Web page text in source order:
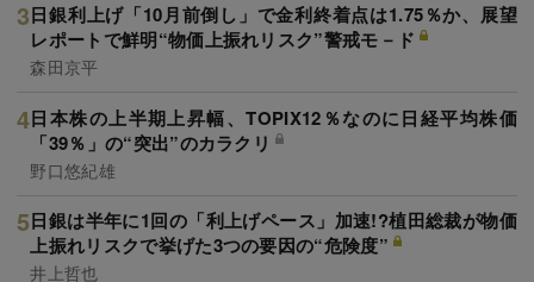
日銀利上げ「10月前倒し」で金利終着点は1.75％か、展望
レポートで鮮明“物価上振れリスク”警戒モ－ド
森田京平
日本株の上半期上昇幅、TOPIX12％なのに日経平均株価
「39％」の“突出”のカラクリ
野口悠紀雄
日銀は半年に1回の「利上げペース」加速!?植田総裁が物価
上振れリスクで挙げた3つの要因の“危険度”
井上哲也